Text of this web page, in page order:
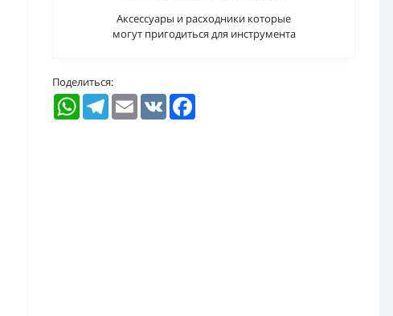
Аксессуары и расходники которые
могут пригодиться для инструмента
Поделиться:
WhatsAppTelegramEmail VK